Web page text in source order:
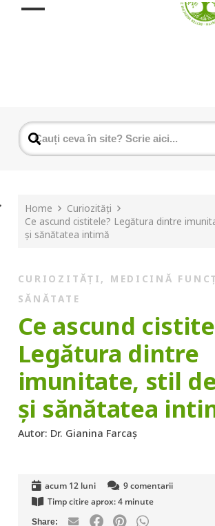
Home
Curiozități
Ce ascund cistitele? Legătura dintre
și sănătatea intimă
CURIOZITĂȚI , MEDICINĂ
SĂNĂTATE
Ce ascund
Legătura dintre
imunitate, stil
și sănătatea
Autor: Dr. Gianina Farcaș
acum 12 luni 9comentarii
Timp citire aprox: 4 minute